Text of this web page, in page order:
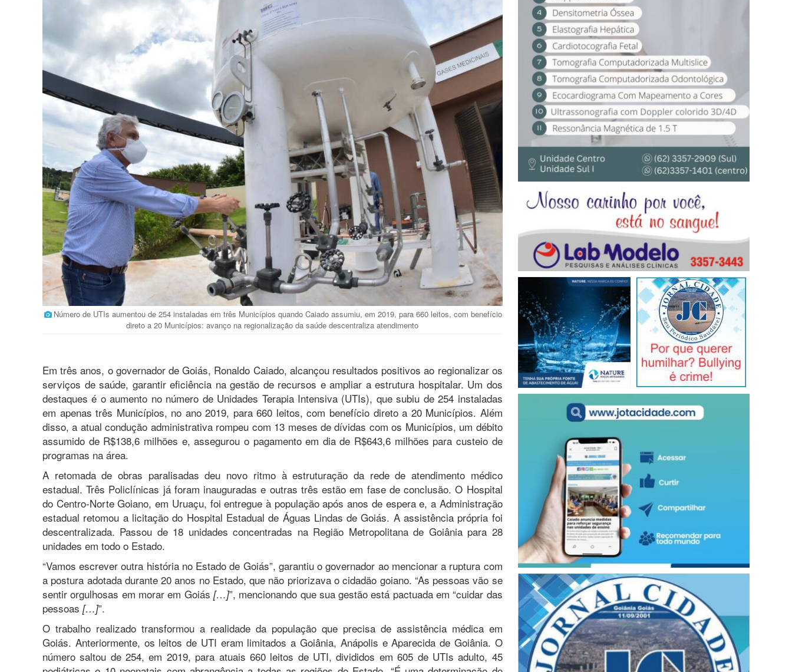
Número de UTIs aumentou de 254 instaladas em três Municípios quando Caiado assumiu, em 2019, para 660 leitos, com benefício
direto a 20 Municípios: avanço na regionalização da saúde descentraliza atendimento
Em três anos, o governador de Goiás, Ronaldo Caiado, alcançou resultados positivos ao regionalizar os
serviços de saúde, garantir eficiência na gestão de recursos e ampliar a estrutura hospitalar. Um dos
destaques é o aumento no número de Unidades Terapia Intensiva (UTIs), que subiu de 254 instaladas
em apenas três Municípios, no ano 2019, para 660 leitos, com benefício direto a 20 Municípios. Além
disso, a atual condução administrativa rompeu com 13 meses de dívidas com os Municípios, um débito
assumido de R$138,6 milhões e, assegurou o pagamento em dia de R$643,6 milhões para custeio de
programas na área.
A retomada de obras paralisadas deu novo ritmo à estruturação da rede de atendimento médico
estadual. Três Policlínicas já foram inauguradas e outras três estão em fase de conclusão. O Hospital
do Centro-Norte Goiano, em Uruaçu, foi entregue à população após anos de espera e, a Administração
estadual retomou a licitação do Hospital Estadual de Águas Lindas de Goiás. A assistência própria foi
descentralizada. Passou de 18 unidades concentradas na Região Metropolitana de Goiânia para 28
unidades em todo o Estado.
“Vamos escrever outra história no Estado de Goiás”, garantiu o governador ao mencionar a ruptura com
a postura adotada durante 20 anos no Estado, que não priorizava o cidadão goiano. “As pessoas vão se
sentir orgulhosas em morar em Goiás […]”, mencionando que sua gestão está pactuada em “cuidar das
pessoas […]”.
O trabalho realizado transformou a realidade da população que precisa de assistência médica em
Goiás. Anteriormente, os leitos de UTI eram limitados a Goiânia, Anápolis e Aparecida de Goiânia. O
número saltou de 254, em 2019, para atuais 660 leitos de UTI, divididos em 605 de UTIs adulto, 45